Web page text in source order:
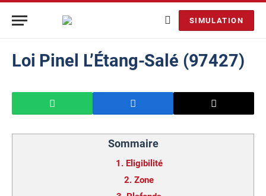
SIMULATION
Loi Pinel L’Étang-Salé (97427)
Sommaire
1. Eligibilité
2. Zone